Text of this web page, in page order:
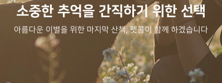
소중한 추억을 간직하기 위한 선택
아름다운 이별을 위한 마지막 산책, 펫콤이 함께 하겠습니다